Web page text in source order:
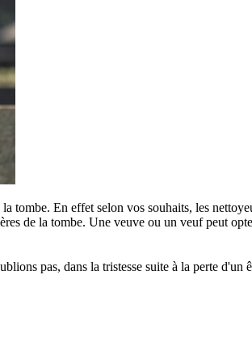
tombe. En effet selon vos souhaits, les
de la tombe. Une veuve ou un veuf peut
pas, dans la tristesse suite à la perte d'un